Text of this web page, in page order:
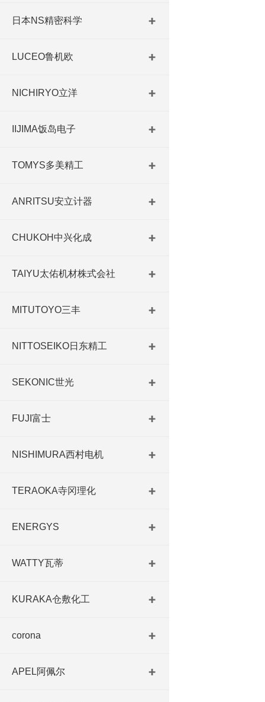
日本NS精密科学
LUCEO鲁机欧
NICHIRYO立洋
IIJIMA饭岛电子
TOMYS多美精工
ANRITSU安立计器
CHUKOH中兴化成
TAIYU太佑机材株式会社
MITUTOYO三丰
NITTOSEIKO日东精工
SEKONIC世光
FUJI富士
NISHIMURA西村电机
TERAOKA寺冈理化
ENERGYS
WATTY瓦蒂
KURAKA仓敷化工
corona
APEL阿佩尔